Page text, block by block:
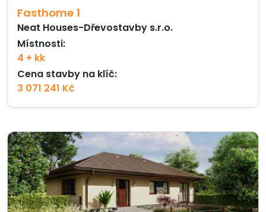
Fasthome 1
Neat Houses-Dřevostavby s.r.o.
Místnosti:
4 + kk
Cena stavby na klíč:
3 071 241 Kč